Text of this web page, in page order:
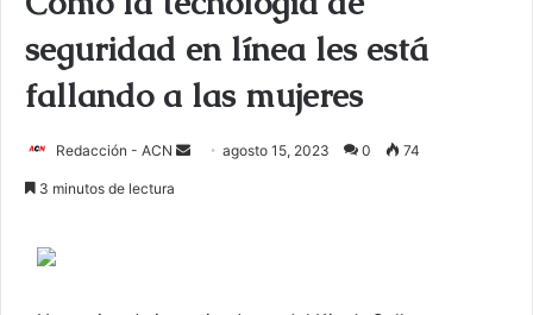
seguridad en línea les está
fallando a las mujeres
Redacción - ACN agosto 15, 2023 0 74
3 minutos de lectura